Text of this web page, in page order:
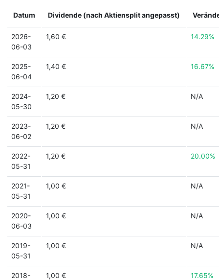
Datum Dividende (nach Aktiensplit angepasst)
2026-
06-03
1,60 € 14.29%
2025-
06-04
1,40 € 16.67%
2024-
05-30
1,20 € N/A
2023-
06-02
1,20 € N/A
2022-
05-31
1,20 € 20.00%
2021-
05-31
1,00 € N/A
2020-
06-03
1,00 € N/A
2019-
05-31
1,00 € N/A
2018-
1,00 € 17.65%